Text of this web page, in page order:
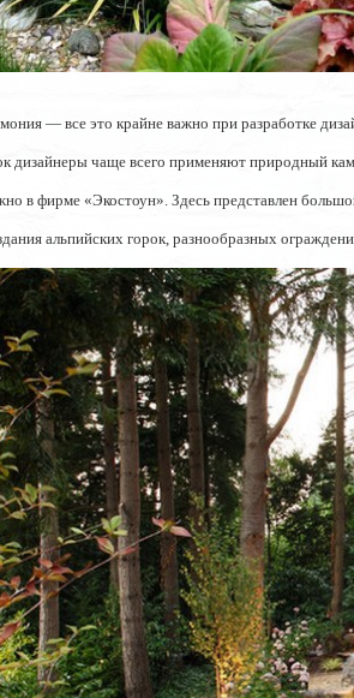
— все это крайне важно при разработке
дизайнеры чаще всего применяют природный
в фирме «Экостоун». Здесь представлен
альпийских горок, разнообразных